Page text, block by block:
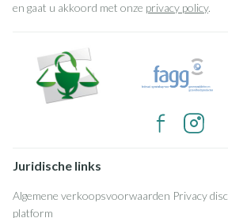
en gaat u akkoord met onze privacy policy.
Juridische links
Algemene verkoopsvoorwaarden Privacy
platform